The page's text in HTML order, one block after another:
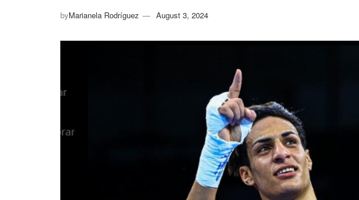
byMarianela Rodríguez August 3, 2024